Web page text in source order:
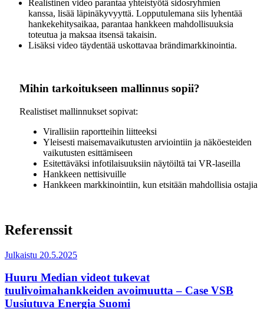
Realistinen video parantaa yhteistyötä sidosryhmien
kanssa, lisää läpinäkyvyyttä. Lopputulemana siis lyhentää
hankekehitysaikaa, parantaa hankkeen mahdollisuuksia
toteutua ja maksaa itsensä takaisin.
Lisäksi video täydentää uskottavaa brändimarkkinointia.
Mihin tarkoitukseen mallinnus sopii?
Realistiset mallinnukset sopivat:
Virallisiin raportteihin liitteeksi
Yleisesti maisemavaikutusten arviointiin ja näköesteiden
vaikutusten esittämiseen
Esitettäväksi infotilaisuuksiin näytöiltä tai VR-laseilla
Hankkeen nettisivuille
Hankkeen markkinointiin, kun etsitään mahdollisia ostajia
Referenssit
Julkaistu 20.5.2025
Huuru Median videot tukevat
tuulivoimahankkeiden avoimuutta – Case VSB
Uusiutuva Energia Suomi